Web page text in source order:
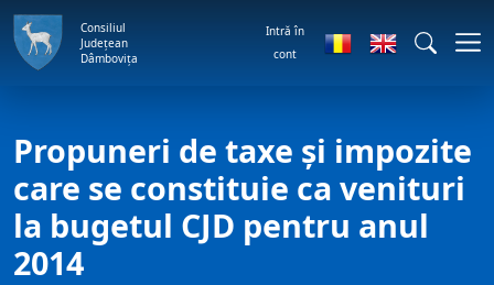
Consiliul
Județean
Dâmbovița
Intră în
cont
Propuneri de taxe și impozite
care se constituie ca venituri
la bugetul CJD pentru anul
2014